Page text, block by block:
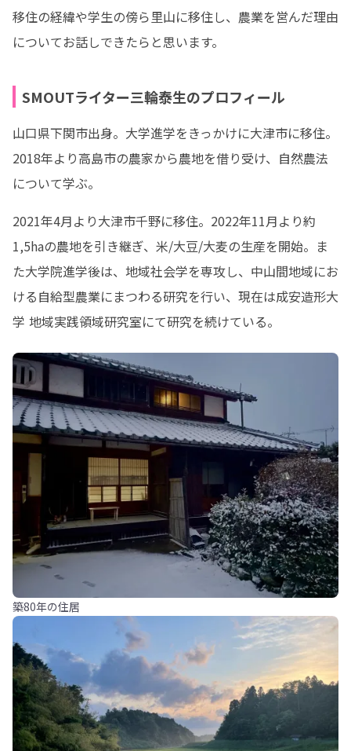
移住の経緯や学生の傍ら里山に移住し、農業を営んだ理由
についてお話しできたらと思います。
SMOUTライター三輪泰生のプロフィール
山口県下関市出身。大学進学をきっかけに大津市に移住。
2018年より高島市の農家から農地を借り受け、自然農法
について学ぶ。
2021年4月より大津市千野に移住。2022年11月より約
1,5haの農地を引き継ぎ、米/大豆/大麦の生産を開始。ま
た大学院進学後は、地域社会学を専攻し、中山間地域にお
ける自給型農業にまつわる研究を行い、現在は成安造形大
学 地域実践領域研究室にて研究を続けている。
築80年の住居